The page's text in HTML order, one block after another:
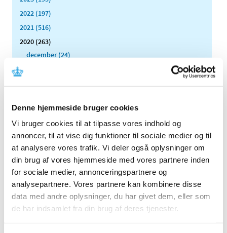
Denne hjemmeside bruger cookies
Vi bruger cookies til at tilpasse vores indhold og
annoncer, til at vise dig funktioner til sociale medier og til
at analysere vores trafik. Vi deler også oplysninger om
din brug af vores hjemmeside med vores partnere inden
for sociale medier, annonceringspartnere og
analysepartnere. Vores partnere kan kombinere disse
data med andre oplysninger, du har givet dem, eller som
de har indsamlet fra din brug af deres tjenester.
2022 (197)
2021 (516)
2020 (263)
december (24)
august (17)
juli (11)
juni (21)
maj (21)
april (24)
marts (42)
februar (12)
januar (18)
2019 (159)